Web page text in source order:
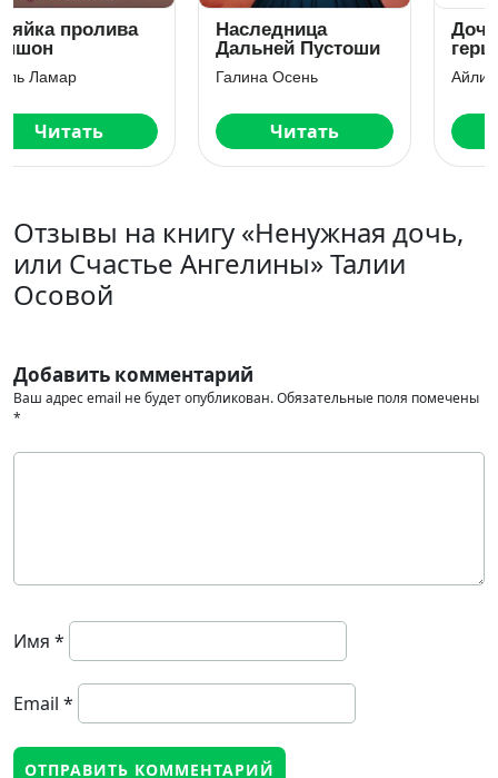
Наследница
Дальней Пустоши
Галина Осень
Читать
Дочь опальной
герцогини
Айлин Лин
Читать
Отзывы на книгу «Ненужная дочь,
или Счастье Ангелины» Талии
Осовой
Добавить комментарий
Ваш адрес email не будет опубликован.Обязательные поля помечены
*
Имя *
Email *